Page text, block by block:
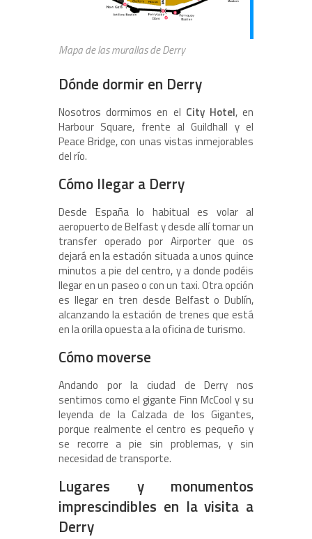
Mapa de las murallas de Derry
Dónde dormir en Derry
Nosotros dormimos en el City Hotel, en
Harbour Square, frente al Guildhall y el
Peace Bridge, con unas vistas inmejorables
del río.
Cómo llegar a Derry
Desde España lo habitual es volar al
aeropuerto de Belfast y desde allí tomar un
transfer operado por Airporter que os
dejará en la estación situada a unos quince
minutos a pie del centro, y a donde podéis
llegar en un paseo o con un taxi. Otra opción
es llegar en tren desde Belfast o Dublín,
alcanzando la estación de trenes que está
en la orilla opuesta a la oficina de turismo.
Cómo moverse
Andando por la ciudad de Derry nos
sentimos como el gigante Finn McCool y su
leyenda de la Calzada de los Gigantes,
porque realmente el centro es pequeño y
se recorre a pie sin problemas, y sin
necesidad de transporte.
Lugares y monumentos
imprescindibles en la visita a
Derry